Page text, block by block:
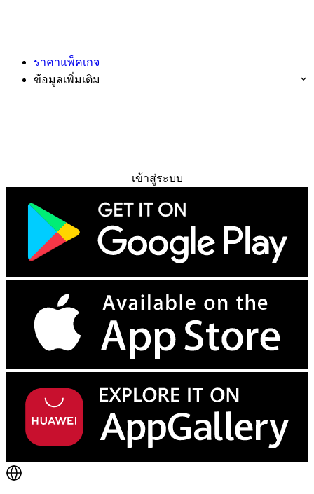
ราคาแพ็คเกจ
ข้อมูลเพิ่มเติม
เข้าสู่ระบบ